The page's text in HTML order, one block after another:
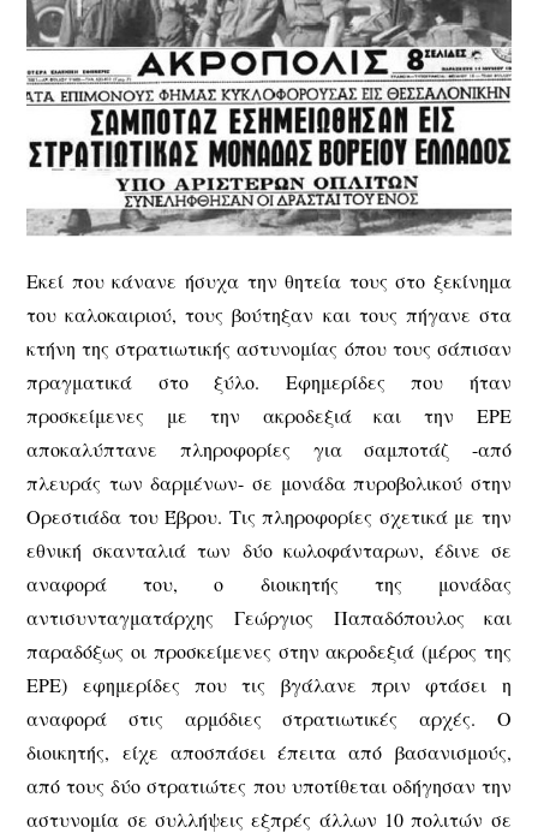
Εκεί που κάνανε ήσυχα την θητεία τους στο ξεκίνημα
του καλοκαιριού, τους βούτηξαν και τους πήγανε στα
κτήνη της στρατιωτικής αστυνομίας όπου τους σάπισαν
πραγματικά στο ξύλο. Εφημερίδες που ήταν
προσκείμενες με την ακροδεξιά και την ΕΡΕ
αποκαλύπτανε πληροφορίες για σαμποτάζ -από
πλευράς των δαρμένων- σε μονάδα πυροβολικού στην
Ορεστιάδα του Έβρου. Τις πληροφορίες σχετικά με την
εθνική σκανταλιά των δύο κωλοφάνταρων, έδινε σε
αναφορά του, ο διοικητής της μονάδας
αντισυνταγματάρχης Γεώργιος Παπαδόπουλος και
παραδόξως οι προσκείμενες στην ακροδεξιά (μέρος της
ΕΡΕ) εφημερίδες που τις βγάλανε πριν φτάσει η
αναφορά στις αρμόδιες στρατιωτικές αρχές. Ο
διοικητής, είχε αποσπάσει έπειτα από βασανισμούς,
από τους δύο στρατιώτες που υποτίθεται οδήγησαν την
αστυνομία σε συλλήψεις εξπρές άλλων 10 πολιτών σε